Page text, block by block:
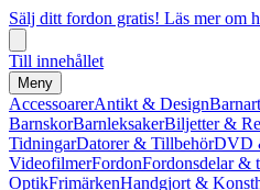
Sälj ditt fordon gratis! Läs mer om
Till innehållet
Meny
AccessoarerAntikt & Design
BarnskorBarnleksakerBiljetter &
TidningarDatorer & TillbehörDVD
VideofilmerFordonFordonsdelar &
OptikFrimärkenHandgjort &